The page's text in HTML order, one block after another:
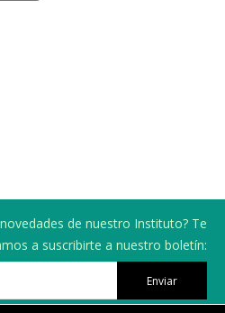
de nuestro Instituto? Te
a suscribirte a nuestro boletín:
Enviar